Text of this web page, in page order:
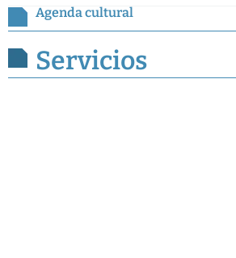
Agenda cultural
Servicios